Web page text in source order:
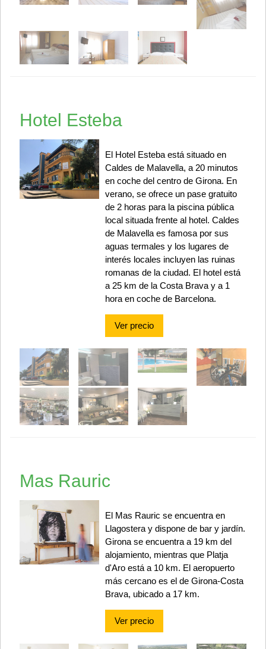
Hotel Esteba
El Hotel Esteba está situado en
Caldes de Malavella, a 20 minutos
en coche del centro de Girona. En
verano, se ofrece un pase gratuito
de 2 horas para la piscina pública
local situada frente al hotel. Caldes
de Malavella es famosa por sus
aguas termales y los lugares de
interés locales incluyen las ruinas
romanas de la ciudad. El hotel está
a 25 km de la Costa Brava y a 1
hora en coche de Barcelona.
Ver precio
Mas Rauric
El Mas Rauric se encuentra en
Llagostera y dispone de bar y jardín.
Girona se encuentra a 19 km del
alojamiento, mientras que Platja
d'Aro está a 10 km. El aeropuerto
más cercano es el de Girona-Costa
Brava, ubicado a 17 km.
Ver precio